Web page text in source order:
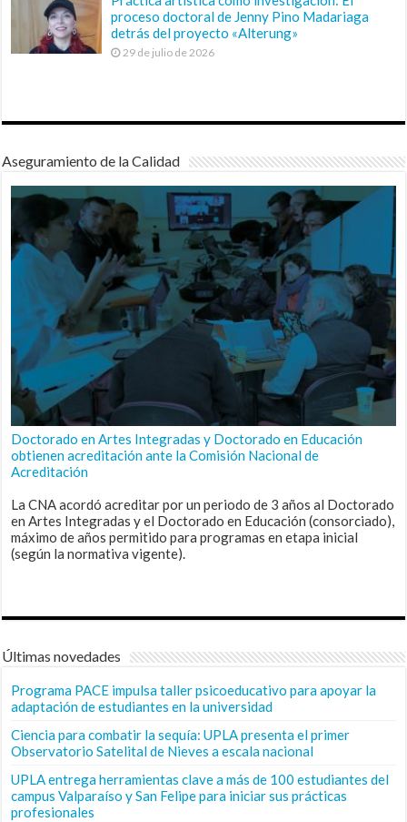
proceso doctoral de Jenny Pino Madariaga
detrás del proyecto «Alterung»
29 de julio de 2026
Aseguramiento de la Calidad
Doctorado en Artes Integradas y Doctorado en Educación
obtienen acreditación ante la Comisión Nacional de
Acreditación
La CNA acordó acreditar por un periodo de 3 años al Doctorado
en Artes Integradas y el Doctorado en Educación (consorciado),
máximo de años permitido para programas en etapa inicial
(según la normativa vigente).
Últimas novedades
Programa PACE impulsa taller psicoeducativo para apoyar la
adaptación de estudiantes en la universidad
Ciencia para combatir la sequía: UPLA presenta el primer
Observatorio Satelital de Nieves a escala nacional
UPLA entrega herramientas clave a más de 100 estudiantes del
campus Valparaíso y San Felipe para iniciar sus prácticas
profesionales